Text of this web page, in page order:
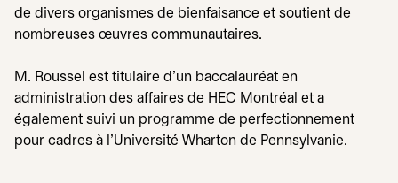
de divers organismes de bienfaisance et soutient de
nombreuses œuvres communautaires.
M. Roussel est titulaire d’un baccalauréat en
administration des affaires de HEC Montréal et a
également suivi un programme de perfectionnement
pour cadres à l’Université Wharton de Pennsylvanie.